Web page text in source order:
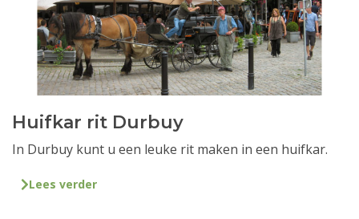
Huifkar rit Durbuy
In Durbuy kunt u een leuke rit maken in een huifkar.
Lees verder